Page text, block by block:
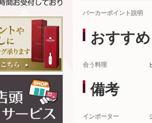
パーカーポイント説明
おすすめ
合う料理
備考
インポーター